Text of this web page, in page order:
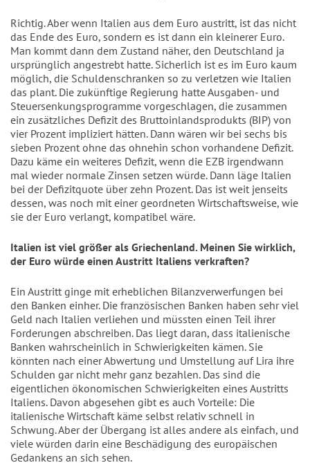
Richtig. Aber wenn Italien aus dem Euro austritt, ist das nicht
das Ende des Euro, sondern es ist dann ein kleinerer Euro.
Man kommt dann dem Zustand näher, den Deutschland ja
ursprünglich angestrebt hatte. Sicherlich ist es im Euro kaum
möglich, die Schuldenschranken so zu verletzen wie Italien
das plant. Die zukünftige Regierung hatte Ausgaben- und
Steuersenkungsprogramme vorgeschlagen, die zusammen
ein zusätzliches Defizit des Bruttoinlandsprodukts (BIP) von
vier Prozent impliziert hätten. Dann wären wir bei sechs bis
sieben Prozent ohne das ohnehin schon vorhandene Defizit.
Dazu käme ein weiteres Defizit, wenn die EZB irgendwann
mal wieder normale Zinsen setzen würde. Dann läge Italien
bei der Defizitquote über zehn Prozent. Das ist weit jenseits
dessen, was noch mit einer geordneten Wirtschaftsweise, wie
sie der Euro verlangt, kompatibel wäre.
Italien ist viel größer als Griechenland. Meinen Sie wirklich,
der Euro würde einen Austritt Italiens verkraften?
Ein Austritt ginge mit erheblichen Bilanzverwerfungen bei
den Banken einher. Die französischen Banken haben sehr viel
Geld nach Italien verliehen und müssten einen Teil ihrer
Forderungen abschreiben. Das liegt daran, dass italienische
Banken wahrscheinlich in Schwierigkeiten kämen. Sie
könnten nach einer Abwertung und Umstellung auf Lira ihre
Schulden gar nicht mehr ganz bezahlen. Das sind die
eigentlichen ökonomischen Schwierigkeiten eines Austritts
Italiens. Davon abgesehen gibt es auch Vorteile: Die
italienische Wirtschaft käme selbst relativ schnell in
Schwung. Aber der Übergang ist alles andere als einfach, und
viele würden darin eine Beschädigung des europäischen
Gedankens an sich sehen.